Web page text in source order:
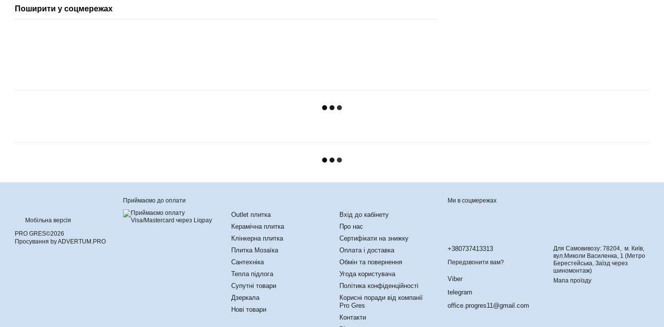
Поширити у соцмережах
Мобільна версія
PRO GRES©2026
Просування by ADVERTUM.PRO
Приймаємо до оплати
Outlet плитка
Керамічна плитка
Клінкерна плитка
Плитка Мозаїка
Сантехніка
Тепла підлога
Супутні товари
Дзеркала
Нові товари
Вхід до кабінету
Про нас
Сертифікати на знижку
Оплата і доставка
Обмін та повернення
Угода користувача
Політика конфіденційності
Корисні поради від компанії
Pro Gres
Контакти
Ми в соцмережах
+380737413313
Передзвонити вам?
Viber
telegram
office.progres11@gmail.com
Для Самовивозу: 78204, м. Київ,
вул.Миколи Василенка, 1 (Метро
Берестейська, Заїзд через
шиномонтаж)
Мапа проїзду